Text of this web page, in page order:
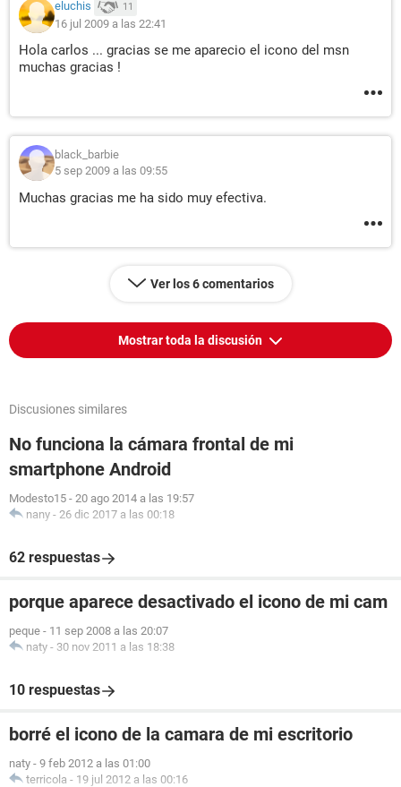
eluchis 11
16 jul 2009 a las 22:41
Hola carlos ... gracias se me aparecio el icono del msn
muchas gracias !
black_barbie
5 sep 2009 a las 09:55
Muchas gracias me ha sido muy efectiva.
Ver los 6 comentarios
Mostrar toda la discusión
Discusiones similares
No funciona la cámara frontal de mi
smartphone Android
Modesto15 - 20 ago 2014 a las 19:57
nany - 26 dic 2017 a las 00:18
62 respuestas
porque aparece desactivado el icono de mi cam
peque - 11 sep 2008 a las 20:07
naty - 30 nov 2011 a las 18:38
10 respuestas
borré el icono de la camara de mi escritorio
naty - 9 feb 2012 a las 01:00
terricola - 19 jul 2012 a las 00:16